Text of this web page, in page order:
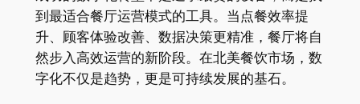
到最适合餐厅运营模式的工具。当点餐效率提
升、顾客体验改善、数据决策更精准，餐厅将自
然步入高效运营的新阶段。在北美餐饮市场，数
字化不仅是趋势，更是可持续发展的基石。